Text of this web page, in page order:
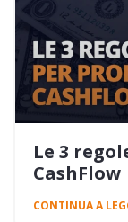
Le 3
CashFlow
CONTINUA A